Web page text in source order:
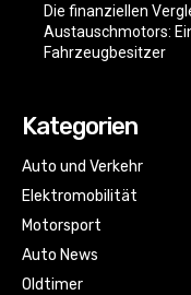
Die finanziellen
Austauschmotors:
Fahrzeugbesitzer
Kategorien
Auto und Verkehr
Elektromobilität
Motorsport
Auto News
Oldtimer